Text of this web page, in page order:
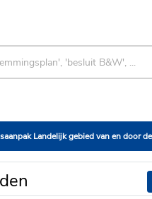
Landelijk gebied van en door de decentrale